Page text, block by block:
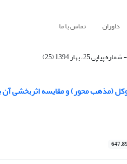
داوران تماس با ما
(مذهب محور) و مقایسه اثربخشی آن